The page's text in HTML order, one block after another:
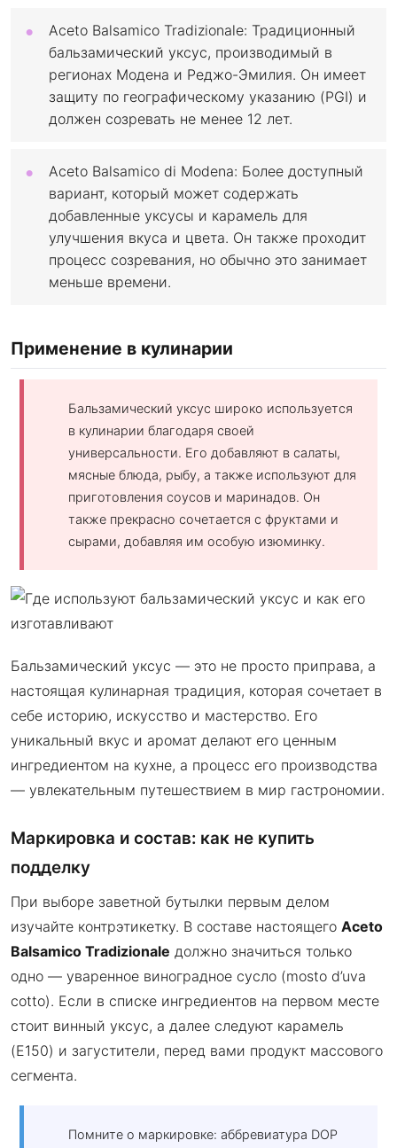
Aceto Balsamico Tradizionale: Традиционный
бальзамический уксус, производимый в
регионах Модена и Реджо-Эмилия. Он имеет
защиту по географическому указанию (PGI) и
должен созревать не менее 12 лет.
Aceto Balsamico di Modena: Более доступный
вариант, который может содержать
добавленные уксусы и карамель для
улучшения вкуса и цвета. Он также проходит
процесс созревания, но обычно это занимает
меньше времени.
Применение в кулинарии
Бальзамический уксус широко используется
в кулинарии благодаря своей
универсальности. Его добавляют в салаты,
мясные блюда, рыбу, а также используют для
приготовления соусов и маринадов. Он
также прекрасно сочетается с фруктами и
сырами, добавляя им особую изюминку.
Бальзамический уксус — это не просто приправа, а
настоящая кулинарная традиция, которая сочетает в
себе историю, искусство и мастерство. Его
уникальный вкус и аромат делают его ценным
ингредиентом на кухне, а процесс его производства
— увлекательным путешествием в мир гастрономии.
Маркировка и состав: как не купить
подделку
При выборе заветной бутылки первым делом
изучайте контрэтикетку. В составе настоящего Aceto
Balsamico Tradizionale должно значиться только
одно — уваренное виноградное сусло (mosto d’uva
cotto). Если в списке ингредиентов на первом месте
стоит винный уксус, а далее следуют карамель
(E150) и загустители, перед вами продукт массового
сегмента.
Помните о маркировке: аббревиатура DOP